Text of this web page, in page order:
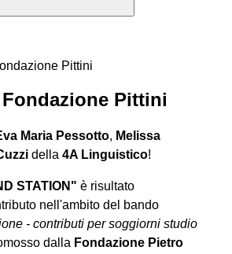
Pittini
Pittini
Maria Pessotto, Melissa
della 4A Linguistico!
STATION" è risultato
nell'ambito del bando
- contributi per soggiorni studio
dalla Fondazione Pietro